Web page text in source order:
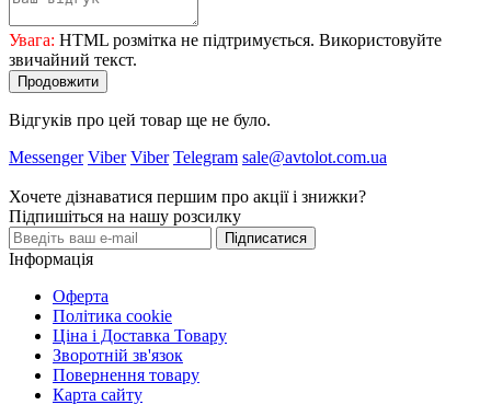
Увага: HTML розмітка не підтримується. Використовуйте
звичайний текст.
Продовжити
Відгуків про цей товар ще не було.
Messenger Viber Viber Telegram sale@avtolot.com.ua
Хочете дізнаватися першим про акції і знижки?
Підпишіться на нашу розсилку
Підписатися
Інформація
Оферта
Політика cookie
Ціна і Доставка Товару
Зворотній зв'язок
Повернення товару
Карта сайту